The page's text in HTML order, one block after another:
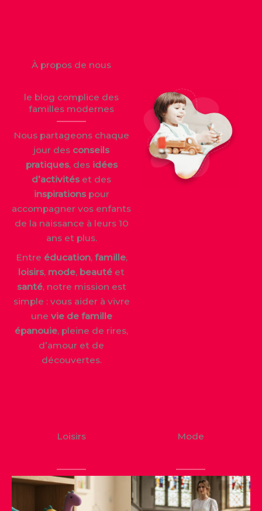
À propos de nous
le blog complice des
familles modernes
Nous partageons chaque
jour des conseils
pratiques, des idées
d’activités et des
inspirationspour
accompagner vos enfants
de la naissance à leurs 10
ans et plus.
Entre éducation, famille,
loisirs, mode, beauté et
santé, notre mission est
simple : vous aider à vivre
une vie de famille
épanouie, pleine de rires,
d’amour et de
découvertes.
Loisirs Mode